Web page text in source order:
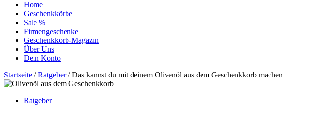
Home
Geschenkkörbe
Sale %
Firmengeschenke
Geschenkkorb-Magazin
Über Uns
Dein Konto
Startseite /Ratgeber/ Das kannst du mit deinem Olivenöl aus dem Geschenkkorb machen
Ratgeber